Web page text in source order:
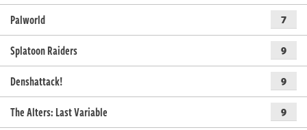
Palworld 7
Splatoon Raiders 9
Denshattack! 9
The Alters: Last Variable 9